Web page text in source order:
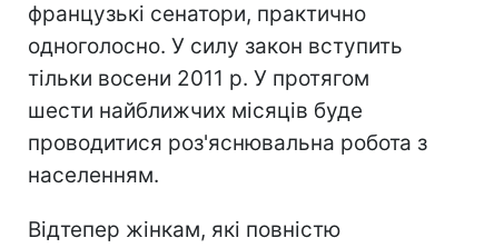
французькі сенатори, практично
одноголосно. У силу закон вступить
тільки восени 2011 р. У протягом
шести найближчих місяців буде
проводитися роз'яснювальна робота з
населенням.
Відтепер жінкам, які повністю